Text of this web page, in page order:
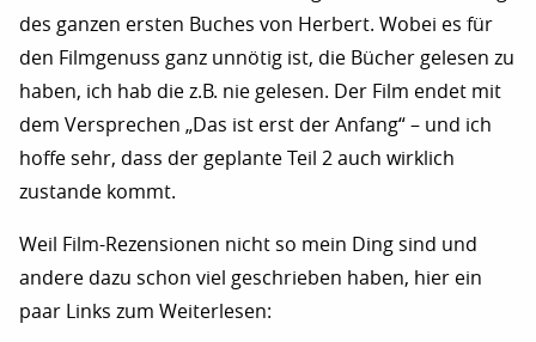
des ganzen ersten Buches von Herbert. Wobei es für
den Filmgenuss ganz unnötig ist, die Bücher gelesen zu
haben, ich hab die z.B. nie gelesen. Der Film endet mit
dem Versprechen „Das ist erst der Anfang“ – und ich
hoffe sehr, dass der geplante Teil 2 auch wirklich
zustande kommt.
Weil Film-Rezensionen nicht so mein Ding sind und
andere dazu schon viel geschrieben haben, hier ein
paar Links zum Weiterlesen: